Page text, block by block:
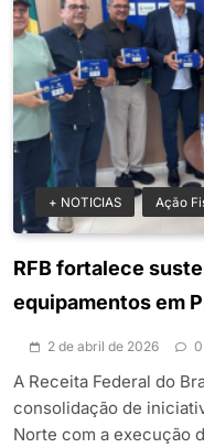
+ NOTICIAS Ação
RFB fortalece
equipamentos em
2 de abril de 2026 0
A Receita Federal do
consolidação de
Norte com a execução